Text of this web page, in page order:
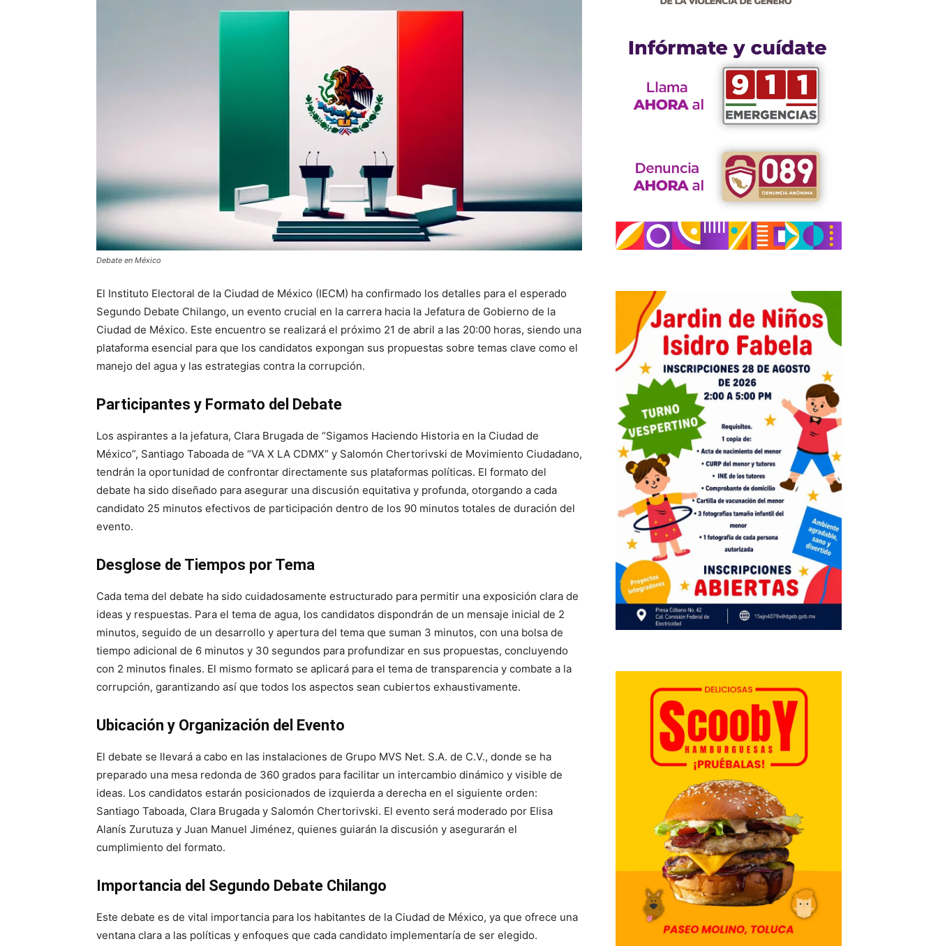
Debate en México
El Instituto Electoral de la Ciudad de México (IECM) ha confirmado los detalles para el esperado
Segundo Debate Chilango, un evento crucial en la carrera hacia la Jefatura de Gobierno de la
Ciudad de México. Este encuentro se realizará el próximo 21 de abril a las 20:00 horas, siendo una
plataforma esencial para que los candidatos expongan sus propuestas sobre temas clave como el
manejo del agua y las estrategias contra la corrupción.
Participantes y Formato del Debate
Los aspirantes a la jefatura, Clara Brugada de “Sigamos Haciendo Historia en la Ciudad de
México”, Santiago Taboada de “VA X LA CDMX” y Salomón Chertorivski de Movimiento Ciudadano,
tendrán la oportunidad de confrontar directamente sus plataformas políticas. El formato del
debate ha sido diseñado para asegurar una discusión equitativa y profunda, otorgando a cada
candidato 25 minutos efectivos de participación dentro de los 90 minutos totales de duración del
evento.
Desglose de Tiempos por Tema
Cada tema del debate ha sido cuidadosamente estructurado para permitir una exposición clara de
ideas y respuestas. Para el tema de agua, los candidatos dispondrán de un mensaje inicial de 2
minutos, seguido de un desarrollo y apertura del tema que suman 3 minutos, con una bolsa de
tiempo adicional de 6 minutos y 30 segundos para profundizar en sus propuestas, concluyendo
con 2 minutos finales. El mismo formato se aplicará para el tema de transparencia y combate a la
corrupción, garantizando así que todos los aspectos sean cubiertos exhaustivamente.
Ubicación y Organización del Evento
El debate se llevará a cabo en las instalaciones de Grupo MVS Net. S.A. de C.V., donde se ha
preparado una mesa redonda de 360 grados para facilitar un intercambio dinámico y visible de
ideas. Los candidatos estarán posicionados de izquierda a derecha en el siguiente orden:
Santiago Taboada, Clara Brugada y Salomón Chertorivski. El evento será moderado por Elisa
Alanís Zurutuza y Juan Manuel Jiménez, quienes guiarán la discusión y asegurarán el
cumplimiento del formato.
Importancia del Segundo Debate Chilango
Este debate es de vital importancia para los habitantes de la Ciudad de México, ya que ofrece una
ventana clara a las políticas y enfoques que cada candidato implementaría de ser elegido.